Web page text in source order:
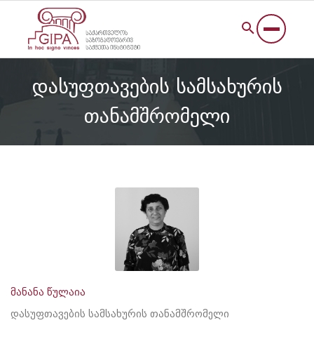
დასუფთავების სამსახურის
თანამშრომელი
მანანა წულაია
დასუფთავების სამსახურის თანამშრომელი